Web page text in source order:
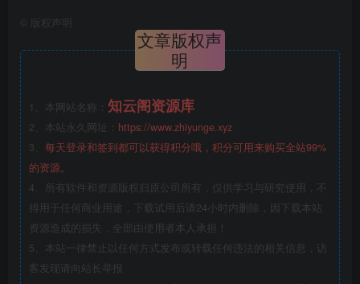
版权声明
文章版权声
明
1、本网站名称： 知云阁资源库
2、本站永久网址： https://www.zhiyunge.xyz
3、 每天登录和签到都可以获得积分哦，积分可用来购买全站99%
的资源。
4、所有软件和资源版权归原公司所有，仅供学习与研究使用，不
得用于任何商业用途，下载试用后请24小时内删除，因下载本站
资源造成的损失，全部由使用者本人承担！
5、本站一律禁止以任何方式发布或转载任何违法的相关信息，访
客发现请向站长举报